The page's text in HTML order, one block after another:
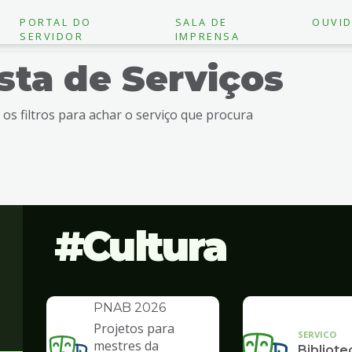
PORTAL DO
SERVIDOR
SALA DE
IMPRENSA
de Serviços
os filtros para achar o serviço que procura
Cultura
INSTITUCIONAL
PNAB 2026
Projetos para
mestres da
SERVICO